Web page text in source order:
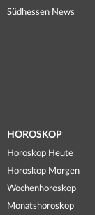
Südhessen News
HOROSKOP
Horoskop Heute
Horoskop Morgen
Wochenhoroskop
Monatshoroskop